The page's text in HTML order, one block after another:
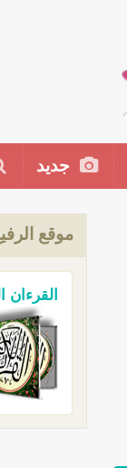
جديد
موقع
القرءان